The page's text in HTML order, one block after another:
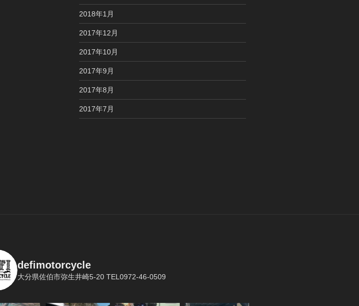
2018年1月
2017年12月
2017年10月
2017年9月
2017年8月
2017年7月
defimotorcycle
大分県佐伯市弥生井崎5-20TEL0972-46-0509